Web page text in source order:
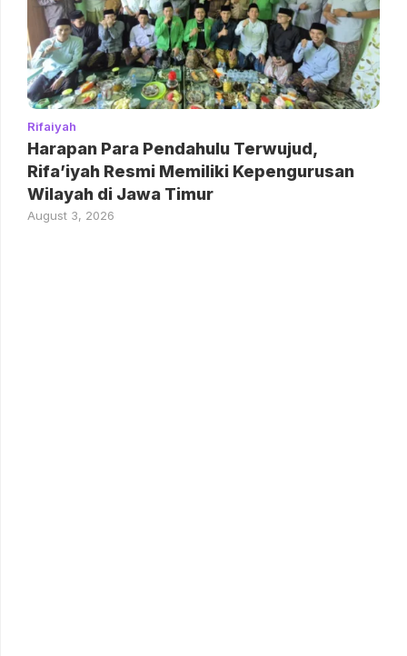
Rifaiyah
Harapan Para Pendahulu Terwujud,
Rifa’iyah Resmi Memiliki Kepengurusan
Wilayah di Jawa Timur
August 3, 2026